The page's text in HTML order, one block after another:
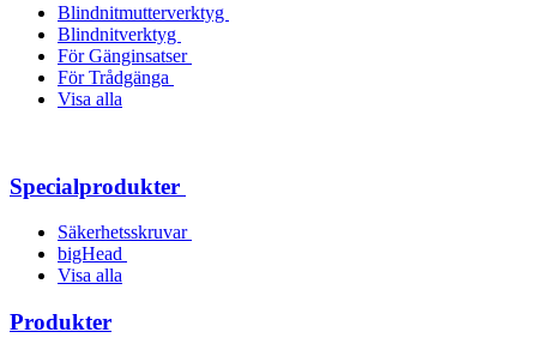
Blindnitmutterverktyg
Blindnitverktyg
För Gänginsatser
För Trådgänga
Visa alla
Specialprodukter
Säkerhetsskruvar
bigHead
Visa alla
Produkter